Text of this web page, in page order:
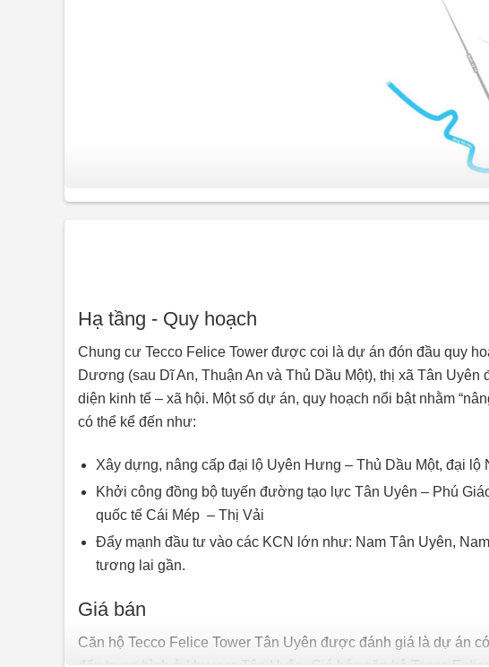
Hạ tầng - Quy hoạch
Chung cư Tecco Felice Tower được coi là dự án đón đầu quy
Dương (sau Dĩ An, Thuận An và Thủ Dầu Một), thị xã Tân
diện kinh tế – xã hội. Một số dự án, quy hoạch nổi bật nhằm
có thể kể đến như:
Xây dựng, nâng cấp đại lộ Uyên Hưng – Thủ Dầu Một, đại
Khởi công đồng bộ tuyến đường tạo lực Tân Uyên – Phú
quốc tế Cái Mép – Thị Vải
Đẩy mạnh đầu tư vào các KCN lớn như: Nam Tân Uyên,
tương lai gần.
Giá bán
Căn hộ Tecco Felice Tower Tân Uyên được đánh giá là dự án